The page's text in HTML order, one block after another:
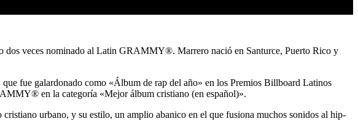
dos veces nominado al Latin GRAMMY®. Marrero nació en Santurce, Puerto Rico y
fue galardonado como «Álbum de rap del año» en los Premios Billboard Latinos
en la categoría «Mejor álbum cristiano (en español)».
urbano, y su estilo, un amplio abanico en el que fusiona muchos sonidos al hip-